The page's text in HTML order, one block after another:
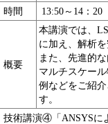
時間
13:50～14：20
概要
本講演では、
に加え、解析
また、先進的
マルチスケー
例などをご紹
す。
技術講演④「ANSYSに